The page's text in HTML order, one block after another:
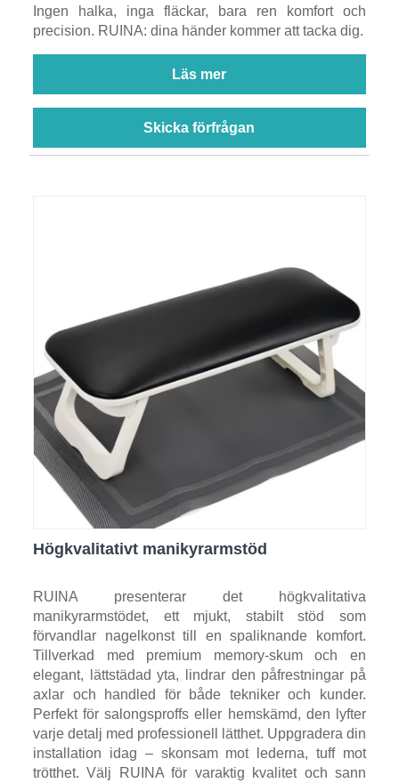
Ingen halka, inga fläckar, bara ren komfort och
precision. RUINA: dina händer kommer att tacka dig.
Läs mer
Skicka förfrågan
Högkvalitativt manikyrarmstöd
RUINA presenterar det högkvalitativa
manikyrarmstödet, ett mjukt, stabilt stöd som
förvandlar nagelkonst till en spaliknande komfort.
Tillverkad med premium memory-skum och en
elegant, lättstädad yta, lindrar den påfrestningar på
axlar och handled för både tekniker och kunder.
Perfekt för salongsproffs eller hemskämd, den lyfter
varje detalj med professionell lätthet. Uppgradera din
installation idag – skonsam mot lederna, tuff mot
trötthet. Välj RUINA för varaktig kvalitet och sann